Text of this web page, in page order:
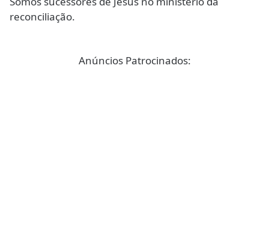
reconciliação.
Anúncios Patrocinados: